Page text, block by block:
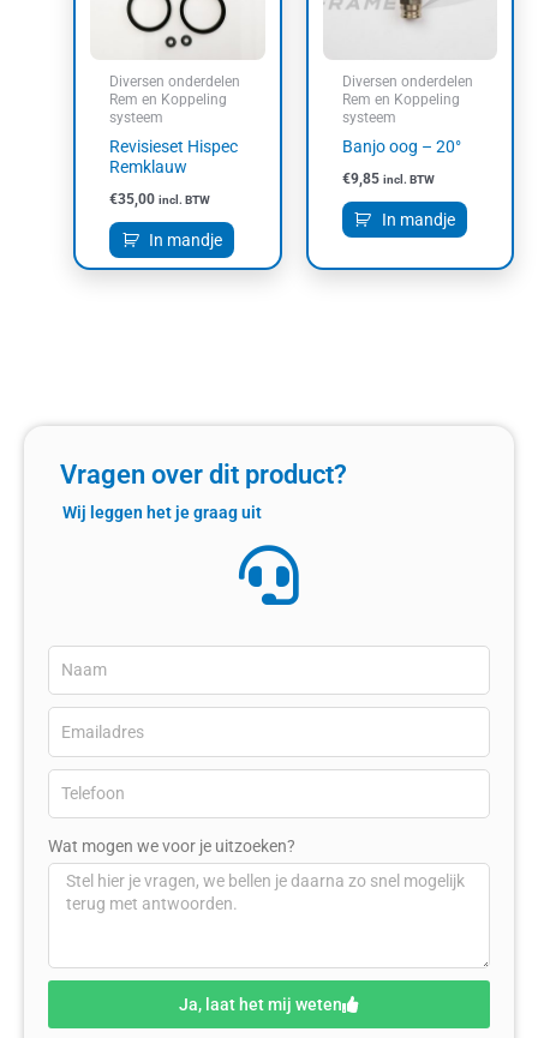
Diversen onderdelen
Rem en Koppeling
systeem
Revisieset Hispec
Remklauw
€35,00 incl. BTW
In mandje
Diversen onderdelen
Rem en Koppeling
systeem
Banjo oog – 20°
€9,85 incl. BTW
In mandje
Vragen over dit product?
Wij leggen het je graag uit
Wat mogen we voor je uitzoeken?
Ja, laat het mij weten